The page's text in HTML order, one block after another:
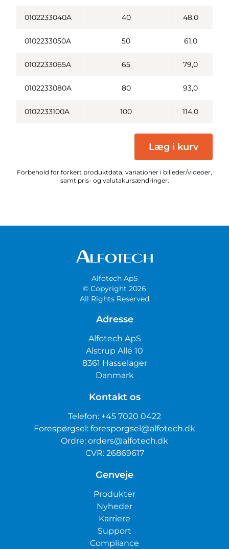
0102233040A 40 48,0
0102233050A 50 61,0
0102233065A 65 79,0
0102233080A 80 93,0
0102233100A 100 114,0
Læg i kurv
Forbehold for forkert produktdata, variationer i billeder/videoer,
samt pris- og valutakursændringer.
Alfotech ApS
© Copyright 2026
All Rights Reserved
Adresse
Alfotech ApS
Alstrup Allé 10
8361 Hasselager
Danmark
Kontakt os
Telefon: +45 7020 0422
Forespørgsel: foresporgsel@alfotech.dk
Ordre: orders@alfotech.dk
CVR: 26869617
Genveje
Produkter
Nyheder
Karriere
Support
Compliance